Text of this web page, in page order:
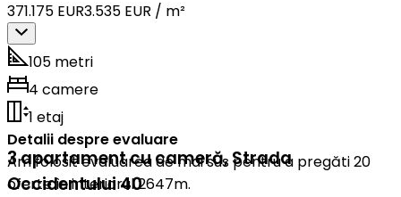
371.175 EUR3.535 EUR / m²
105 metri
4 camere
1 etaj
Detalii despre evaluare
Am folosit evaluarea de mai sus pentru a pregăti 20
oferte în interiorul 2647m.
3 apartament cu cameră,Strada
Occidentului 40